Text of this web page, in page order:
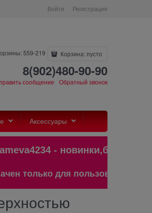
Войти Регистрация
559-219 Корзина: пусто
8(902)480-90-90
сообщение Обратный звонок
Аксессуары
-
для пользователей старше